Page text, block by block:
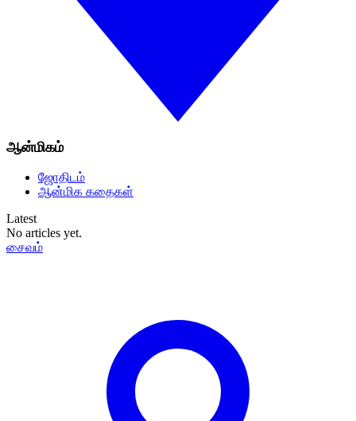
ஆன்மிகம்
ஜோதிடம்
ஆன்மிக கதைகள்
Latest
No articles yet.
சைவம்